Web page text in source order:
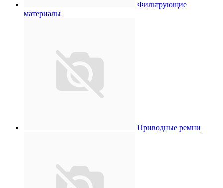
Фильтрующие
материалы
Приводные ремни